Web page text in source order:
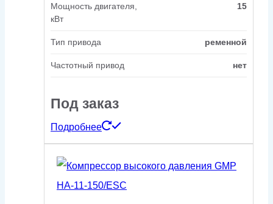
Мощность двигателя,
кВт
15
Тип привода ременной
Частотный привод нет
Под заказ
Подробнее